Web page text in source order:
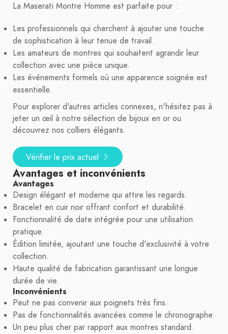
La Maserati Montre Homme est parfaite pour :
Les professionnels qui cherchent à ajouter une touche
de sophistication à leur tenue de travail.
Les amateurs de montres qui souhaitent agrandir leur
collection avec une pièce unique.
Les événements formels où une apparence soignée est
essentielle.
Pour explorer d'autres articles connexes, n'hésitez pas à
jeter un œil à notre sélection de bijoux en or ou
découvrez nos colliers élégants.
Vérifier le prix actuel
Avantages et inconvénients
Avantages
Design élégant et moderne qui attire les regards.
Bracelet en cuir noir offrant confort et durabilité.
Fonctionnalité de date intégrée pour une utilisation
pratique.
Édition limitée, ajoutant une touche d'exclusivité à votre
collection.
Haute qualité de fabrication garantissant une longue
durée de vie.
Inconvénients
Peut ne pas convenir aux poignets très fins.
Pas de fonctionnalités avancées comme le chronographe.
Un peu plus cher par rapport aux montres standard.